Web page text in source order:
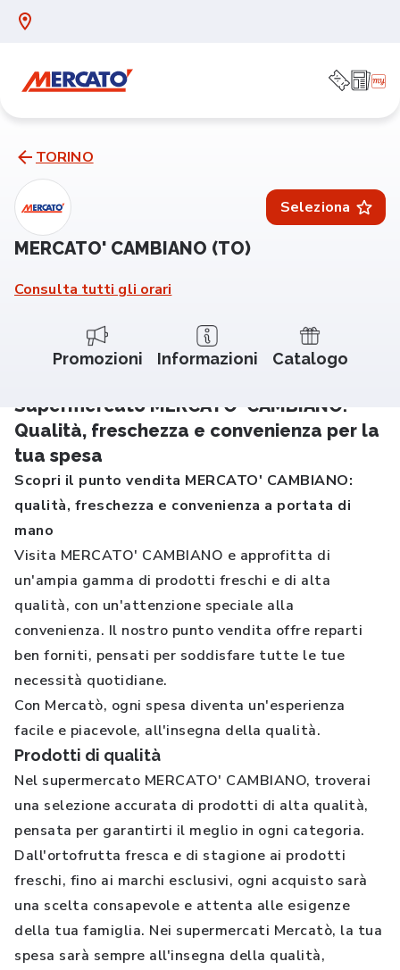
TORINO
Seleziona
MERCATO' CAMBIANO (TO)
Consulta tutti gli orari
Promozioni Informazioni Catalogo
Supermercato MERCATO' CAMBIANO.
Qualità, freschezza e convenienza per la
tua spesa
Scopri il punto vendita MERCATO' CAMBIANO:
qualità, freschezza e convenienza a portata di
mano
Visita MERCATO' CAMBIANO e approfitta di
un'ampia gamma di prodotti freschi e di alta
qualità, con un'attenzione speciale alla
convenienza. Il nostro punto vendita offre reparti
ben forniti, pensati per soddisfare tutte le tue
necessità quotidiane.
Con Mercatò, ogni spesa diventa un'esperienza
facile e piacevole, all'insegna della qualità.
Prodotti di qualità
Nel supermercato MERCATO' CAMBIANO, troverai
una selezione accurata di prodotti di alta qualità,
pensata per garantirti il meglio in ogni categoria.
Dall'ortofrutta fresca e di stagione ai prodotti
freschi, fino ai marchi esclusivi, ogni acquisto sarà
una scelta consapevole e attenta alle esigenze
della tua famiglia. Nei supermercati Mercatò, la tua
spesa sarà sempre all'insegna della qualità,